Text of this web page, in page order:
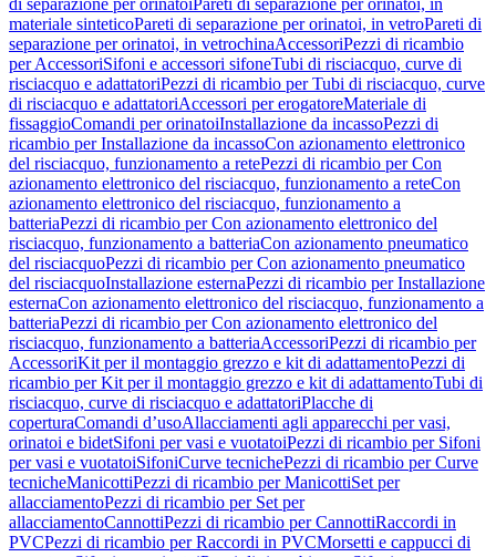
di separazione per orinatoiPareti di separazione per orinatoi, in
materiale sinteticoPareti di separazione per orinatoi, in vetroPareti di
separazione per orinatoi, in vetrochinaAccessoriPezzi di ricambio
per AccessoriSifoni e accessori sifoneTubi di risciacquo, curve di
risciacquo e adattatoriPezzi di ricambio per Tubi di risciacquo, curve
di risciacquo e adattatoriAccessori per erogatoreMateriale di
fissaggioComandi per orinatoiInstallazione da incassoPezzi di
ricambio per Installazione da incassoCon azionamento elettronico
del risciacquo, funzionamento a retePezzi di ricambio per Con
azionamento elettronico del risciacquo, funzionamento a reteCon
azionamento elettronico del risciacquo, funzionamento a
batteriaPezzi di ricambio per Con azionamento elettronico del
risciacquo, funzionamento a batteriaCon azionamento pneumatico
del risciacquoPezzi di ricambio per Con azionamento pneumatico
del risciacquoInstallazione esternaPezzi di ricambio per Installazione
esternaCon azionamento elettronico del risciacquo, funzionamento a
batteriaPezzi di ricambio per Con azionamento elettronico del
risciacquo, funzionamento a batteriaAccessoriPezzi di ricambio per
AccessoriKit per il montaggio grezzo e kit di adattamentoPezzi di
ricambio per Kit per il montaggio grezzo e kit di adattamentoTubi di
risciacquo, curve di risciacquo e adattatoriPlacche di
coperturaComandi d’usoAllacciamenti agli apparecchi per vasi,
orinatoi e bidetSifoni per vasi e vuotatoiPezzi di ricambio per Sifoni
per vasi e vuotatoiSifoniCurve tecnichePezzi di ricambio per Curve
tecnicheManicottiPezzi di ricambio per ManicottiSet per
allacciamentoPezzi di ricambio per Set per
allacciamentoCannottiPezzi di ricambio per CannottiRaccordi in
PVCPezzi di ricambio per Raccordi in PVCMorsetti e cappucci di